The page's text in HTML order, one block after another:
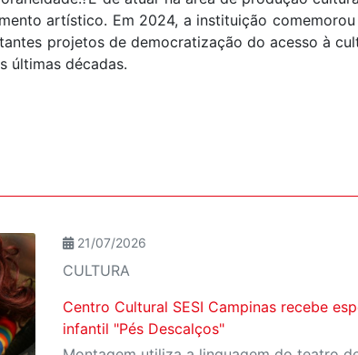
artístico. Em 2024, a instituição
projetos de democratização do acesso à
últimas décadas.
21/07/2026
CULTURA
Centro Cultural SESI Campinas recebe
infantil "Pés Descalços"